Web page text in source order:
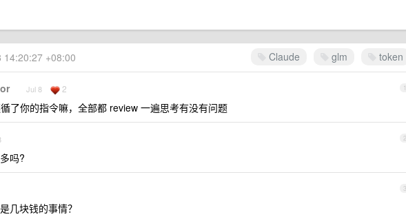
Claude glm token
14:20:27 +08:00
1
Jul 8 2
了你的指令嘛，全部都 review 一遍思考有没有问题
2
吗?
3
几块钱的事情？